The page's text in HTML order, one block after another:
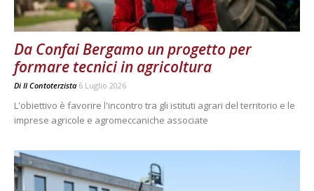
Da Confai Bergamo un progetto per
formare tecnici in agricoltura
Di Il Contoterzista 6 Luglio 2026
L'obiettivo è favorire l'incontro tra gli istituti agrari del territorio e le
imprese agricole e agromeccaniche associate